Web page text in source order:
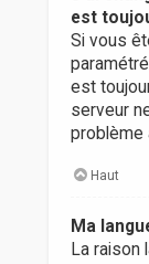
est
Si vous
est
serveur
problème
Haut
Ma
La raison